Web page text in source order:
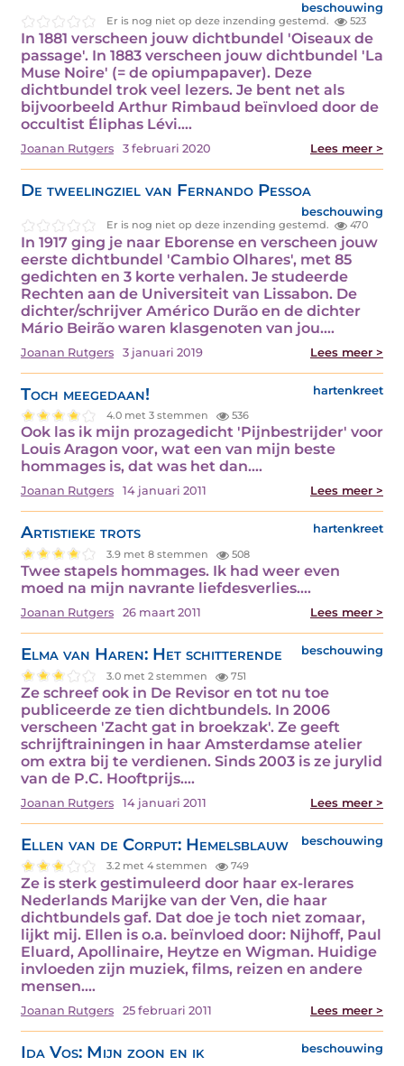
beschouwing
Er is nog niet op deze inzending gestemd. 523
In 1881 verscheen jouw dichtbundel 'Oiseaux de
passage'. In 1883 verscheen jouw dichtbundel 'La
Muse Noire' (= de opiumpapaver). Deze
dichtbundel trok veel lezers. Je bent net als
bijvoorbeeld Arthur Rimbaud beïnvloed door de
occultist Éliphas Lévi.…
Joanan Rutgers 3 februari 2020 Lees meer >
De tweelingziel van Fernando Pessoa
beschouwing
Er is nog niet op deze inzending gestemd. 470
In 1917 ging je naar Eborense en verscheen jouw
eerste dichtbundel 'Cambio Olhares', met 85
gedichten en 3 korte verhalen. Je studeerde
Rechten aan de Universiteit van Lissabon. De
dichter/schrijver Américo Durão en de dichter
Mário Beirão waren klasgenoten van jou.…
Joanan Rutgers 3 januari 2019 Lees meer >
Toch meegedaan! hartenkreet
4.0 met 3 stemmen 536
Ook las ik mijn prozagedicht 'Pijnbestrijder' voor
Louis Aragon voor, wat een van mijn beste
hommages is, dat was het dan.…
Joanan Rutgers 14 januari 2011 Lees meer >
Artistieke trots hartenkreet
3.9 met 8 stemmen 508
Twee stapels hommages. Ik had weer even
moed na mijn navrante liefdesverlies.…
Joanan Rutgers 26 maart 2011 Lees meer >
Elma van Haren: Het schitterende beschouwing
3.0 met 2 stemmen 751
Ze schreef ook in De Revisor en tot nu toe
publiceerde ze tien dichtbundels. In 2006
verscheen 'Zacht gat in broekzak'. Ze geeft
schrijftrainingen in haar Amsterdamse atelier
om extra bij te verdienen. Sinds 2003 is ze jurylid
van de P.C. Hooftprijs.…
Joanan Rutgers 14 januari 2011 Lees meer >
Ellen van de Corput: Hemelsblauw beschouwing
3.2 met 4 stemmen 749
Ze is sterk gestimuleerd door haar ex-lerares
Nederlands Marijke van der Ven, die haar
dichtbundels gaf. Dat doe je toch niet zomaar,
lijkt mij. Ellen is o.a. beïnvloed door: Nijhoff, Paul
Eluard, Apollinaire, Heytze en Wigman. Huidige
invloeden zijn muziek, films, reizen en andere
mensen.…
Joanan Rutgers 25 februari 2011 Lees meer >
Ida Vos: Mijn zoon en ik beschouwing